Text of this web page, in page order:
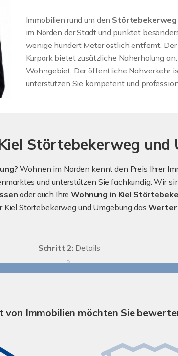
Immobilien rund um den Störtebekerweg
im Norden der Stadt und punktet
wenige hundert Meter östlich entfernt.
Kurpark bietet zusätzliche Naherholung
Wohngebiet. Der öffentliche Nahverkehr
unterstützen Sie kompetent und
Störtebekerweg und
Wohnen im Norden kennt den Preis Ihrer
und unterstützen Sie fachkundig. Wir
oder auch IhreWohnung in Kiel
Störtebekerweg und Umgebung das
Schritt 2: Details
von Immobilien möchten Sie